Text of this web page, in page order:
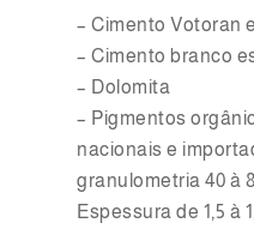
– Cimento Votoran
– Cimento branco
– Dolomita
– Pigmentos
nacionais e
granulometria 40 à
Espessura de 1,5 à